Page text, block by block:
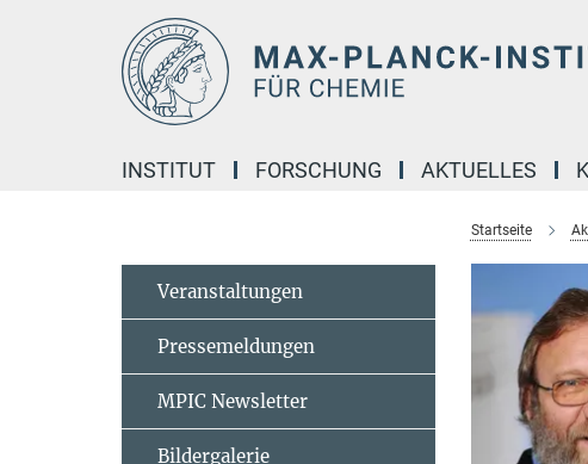
INSTITUT FORSCHUNG AKTUELLES
Startseite
Veranstaltungen
Pressemeldungen
MPIC Newsletter
Bildergalerie